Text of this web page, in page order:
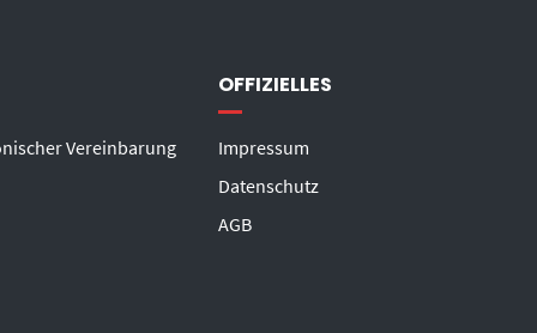
Vereinbarung
OFFIZIELLES
Impressum
Datenschutz
AGB